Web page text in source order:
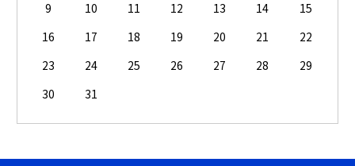
9
10 11 12 13 14
15
16
17 18 19 20 21
22
23
24 25 26 27 28
29
30
31